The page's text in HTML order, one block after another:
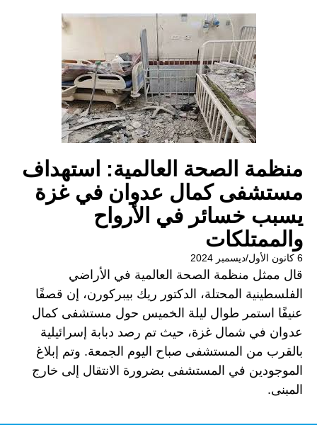
منظمة الصحة العالمية: استهداف
مستشفى كمال عدوان في غزة
يسبب خسائر في الأرواح
والممتلكات
6 كانون الأول/ديسمبر 2024
قال ممثل منظمة الصحة العالمية في الأراضي
الفلسطينية المحتلة، الدكتور ريك بيبركورن، إن قصفًا
عنيفًا استمر طوال ليلة الخميس حول مستشفى كمال
عدوان في شمال غزة، حيث تم رصد دبابة إسرائيلية
بالقرب من المستشفى صباح اليوم الجمعة. وتم إبلاغ
الموجودين في المستشفى بضرورة الانتقال إلى خارج
المبنى.